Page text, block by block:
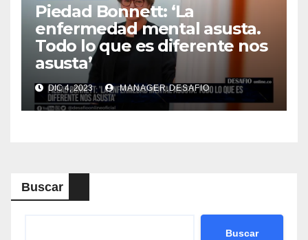
Piedad Bonnett: ‘La
enfermedad mental asusta.
Todo lo que es diferente nos
asusta’
DIC 4, 2023 MANAGER.DESAFIO
Buscar
Buscar